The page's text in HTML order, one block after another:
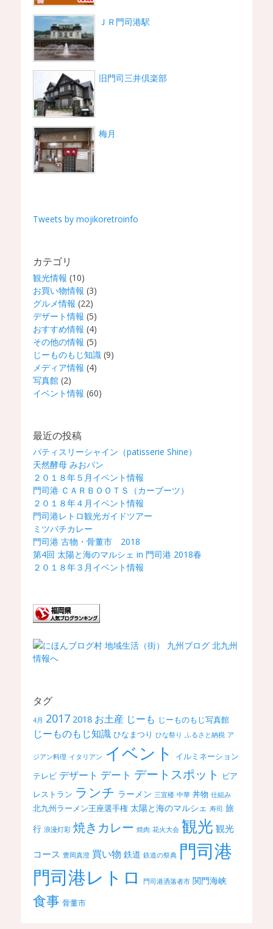
ＪＲ門司港駅
旧門司三井倶楽部
梅月
Tweets by mojikoretroinfo
カテゴリ
観光情報 (10)
お買い物情報 (3)
グルメ情報 (22)
デザート情報 (5)
おすすめ情報 (4)
その他の情報 (5)
じーものもじ知識 (9)
メディア情報 (4)
写真館 (2)
イベント情報 (60)
最近の投稿
パティスリーシャイン（patisserie Shine）
天然酵母 みおパン
２０１８年５月イベント情報
門司港 ＣＡＲＢＯＯＴＳ（カーブーツ）
２０１８年４月イベント情報
門司港レトロ観光ガイドツアー
ミツバチカレー
門司港 古物・骨董市 2018
第4回 太陽と海のマルシェ in 門司港 2018春
２０１８年３月イベント情報
タグ
4月 2017 2018 お土産 じーも じーものもじ写真館
じーものもじ知識 ひなまつり ひな祭り ふるさと納税 ア
ジアン料理 イタリアン イベント
イルミネーション
テレビ デザート デート デートスポット
ビア
レストラン ランチ ラーメン 三宜楼 中華 丼物 仕組み
北九州ラーメン王座選手権 太陽と海のマルシェ 寿司 旅
行 浪漫灯彩 焼きカレー 焼肉 花火大会 観光 観光
コース 豊岡真澄 買い物 鉄道 鉄道の祭典 門司港
門司港レトロ
門司港洒落者市 関門海峡
食事 骨董市